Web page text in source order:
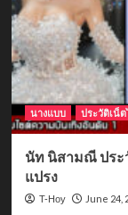
นางแบบ ประวัติเน็
นัท นิสามณี ประ
แปรง
T-Hoy June 24,